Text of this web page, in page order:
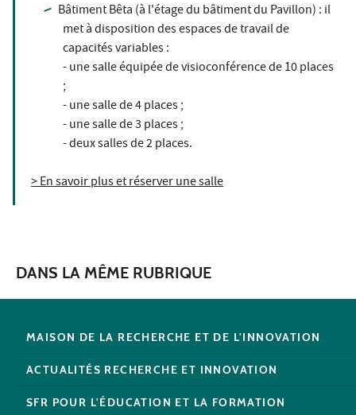
Bâtiment Bêta (à l'étage du bâtiment du Pavillon) : il
met à disposition des espaces de travail de
capacités variables :
- une salle équipée de visioconférence de 10 places
;
- une salle de 4 places ;
- une salle de 3 places ;
- deux salles de 2 places.
> En savoir plus et réserver une salle
DANS LA MÊME RUBRIQUE
MAISON DE LA RECHERCHE ET DE L'INNOVATION
ACTUALITÉS RECHERCHE ET INNOVATION
SFR POUR L'ÉDUCATION ET LA FORMATION